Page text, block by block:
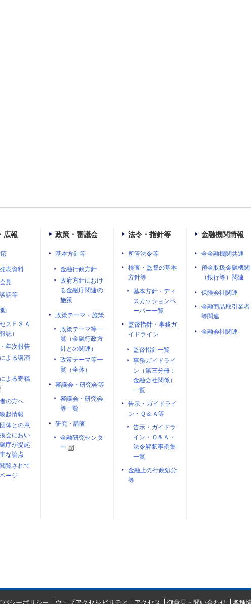
広報
表資料
見
話等
スＦＳＡ
誌）
年次報告
よる講演
よる寄稿
の方へ
起情報
体との意
会におい
庁が提起
な論点
覧されて
ージ
政策・審議会
基本方針等
金融行政方針
政府方針におけ
る金融庁関連の
施策
政策テーマ・施策
政策テーマ等一
覧（金融行政方
針との関連）
政策テーマ等一
覧（全体）
審議会・研究会等
審議会・研究会
等一覧
研究・調査
金融研究センタ
ー
法令・指針等
所管法令等
検査・監督の基本
方針等
基本方針・ディ
スカッションペ
ーパー一覧
監督指針・事務ガ
イドライン
監督指針一覧
事務ガイドライ
ン（第三分冊：
金融会社関係）
一覧
告示・ガイドライ
ン・Ｑ＆Ａ等
告示・ガイドラ
イン・Ｑ＆Ａ・
法令解釈事例集
一覧
金融上の行政処分
等
金融機関情報
全金融機関共通
預金取扱金融機関
（銀行等）関連
保険会社関連
金融商品取引業者
等関連
金融会社関連